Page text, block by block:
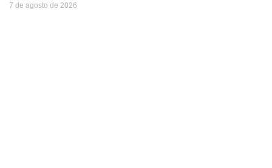
7 de agosto de 2026